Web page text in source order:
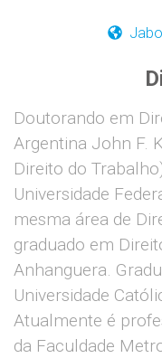
Doutorando em
Argentina John F.
Direito do
Universidade
mesma área de
graduado em
Anhanguera.
Universidade
Atualmente é
da Faculdade